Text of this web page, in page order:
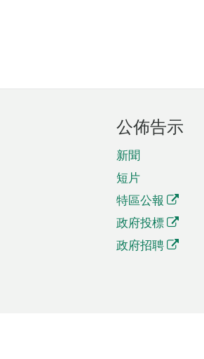
公佈告示
新聞
短片
特區公報
政府投標
政府招聘